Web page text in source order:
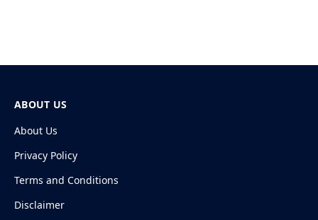
ABOUT US
About Us
Privacy Policy
Terms and Conditions
Disclaimer